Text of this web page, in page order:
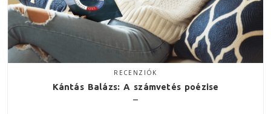
RECENZIÓK
Kántás Balázs: A számvetés poézise